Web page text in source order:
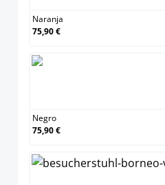
Naranja
75,90 €
Negro
75,90 €